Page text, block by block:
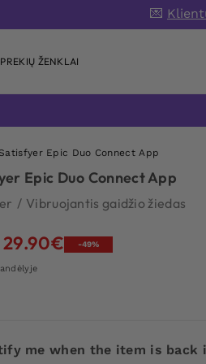
💌
PREKIŲ ŽENKLAI
Epic Duo Connect App
Epic Duo Connect App
/ Vibruojantis gaidžio žiedas
Original
29.90€Current
-49%
me when the item is back